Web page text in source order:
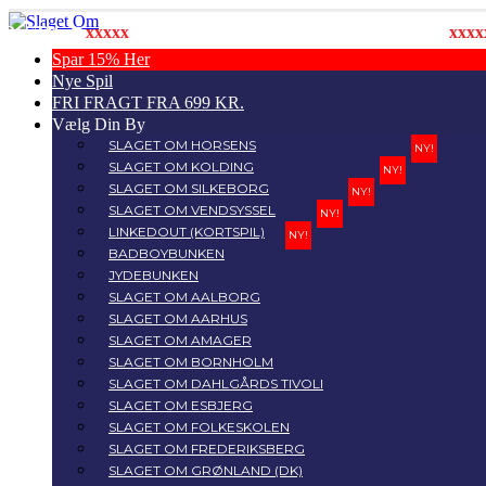
Spar 15% Her
Nye Spil
FRI FRAGT FRA 699 KR.
Vælg Din By
SLAGET OM HORSENS NY!
SLAGET OM KOLDING NY!
SLAGET OM SILKEBORG NY!
SLAGET OM VENDSYSSEL NY!
LINKEDOUT (KORTSPIL) NY!
BADBOYBUNKEN
JYDEBUNKEN
SLAGET OM AALBORG
SLAGET OM AARHUS
SLAGET OM AMAGER
SLAGET OM BORNHOLM
SLAGET OM DAHLGÅRDS TIVOLI
SLAGET OM ESBJERG
SLAGET OM FOLKESKOLEN
SLAGET OM FREDERIKSBERG
SLAGET OM GRØNLAND (DK)
👊xxxxxKØB 2: SPAR 15% INKL FRI FRAGT 🎲